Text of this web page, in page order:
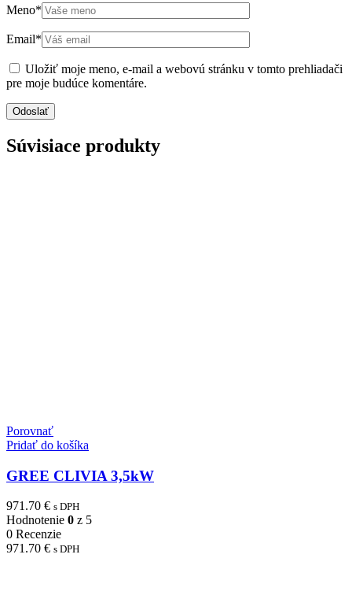
Meno*
Email*
Uložiť moje meno, e-mail a webovú stránku v tomto prehliadači
pre moje budúce komentáre.
Súvisiace produkty
Porovnať
Pridať do košíka
GREE CLIVIA 3,5kW
971.70 € s DPH
Hodnotenie 0 z 5
0 Recenzie
971.70 € s DPH